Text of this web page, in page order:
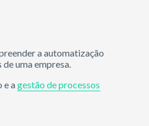
a automatização
uma empresa.
e agestão de processos